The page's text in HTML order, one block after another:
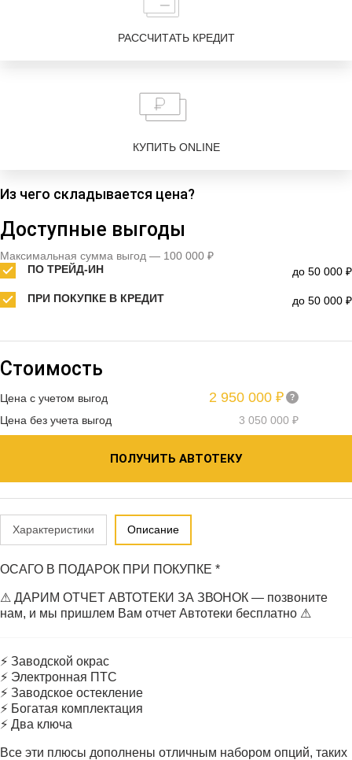
РАССЧИТАТЬ КРЕДИТ
КУПИТЬ ONLINE
Из чего складывается цена?
Доступные выгоды
Максимальная сумма выгод — 100 000 ₽
ПО ТРЕЙД-ИН
до 50 000 ₽
ПРИ ПОКУПКЕ В КРЕДИТ до 50 000 ₽
Стоимость
Цена с учетом выгод 2 950 000 ₽
Цена без учета выгод 3 050 000 ₽
ПОЛУЧИТЬ АВТОТЕКУ
Характеристики Описание
ОСАГО В ПОДАРОК ПРИ ПОКУПКЕ *
⚠ ДАРИМ ОТЧЕТ АВТОТЕКИ ЗА ЗВОНОК — позвоните
нам, и мы пришлем Вам отчет Автотеки бесплатно ⚠
⚡ Заводской окрас
⚡ Электронная ПТС
⚡ Заводское остекление
⚡ Богатая комплектация
⚡ Два ключа
Все эти плюсы дополнены отличным набором опций, таких